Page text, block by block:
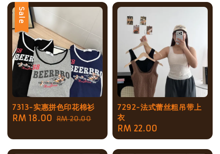
Sale
7313-实惠拼色印花棉衫
Sale
RM 18.00 Regular
RM 20.00
7292-法式蕾丝粗吊带上
衣
Regular
price
RM 22.00